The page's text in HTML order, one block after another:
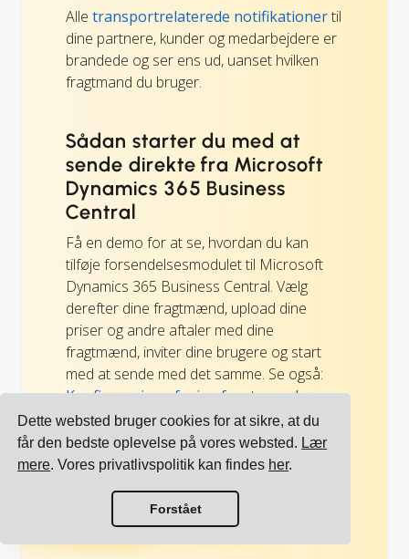
Dette websted bruger cookies for at sikre, at du
får den bedste oplevelse på vores websted. Lær
mere. Vores privatlivspolitik kan findes her.
Forstået
Alle transportrelaterede notifikationertil
dine partnere, kunder og medarbejdere er
brandede og ser ens ud, uanset hvilken
fragtmand du bruger.
Sådan starter du med at
sende direkte fra Microsoft
Dynamics 365 Business
Central
Få en demo for at se, hvordan du kan
tilføje forsendelsesmodulet til Microsoft
Dynamics 365 Business Central. Vælg
derefter dine fragtmænd, upload dine
priser og andre aftaler med dine
fragtmænd, inviter dine brugere og start
med at sende med det samme. Se også:
Konfigurering af mine fragtmænd,
prislister og brugere i Cargoson .
Book en demo
Se alle fragtmænd